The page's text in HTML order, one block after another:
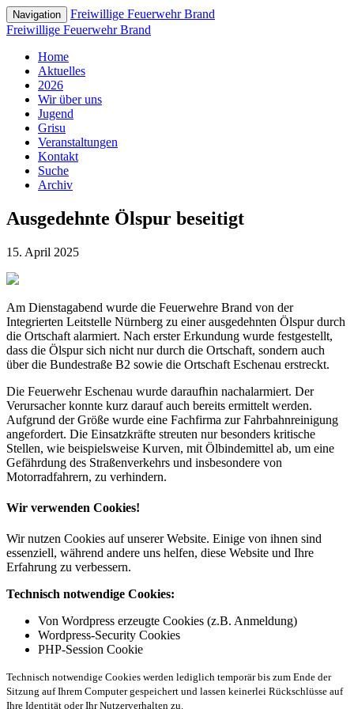
Navigation
Freiwillige Feuerwehr Brand
Freiwillige Feuerwehr Brand
Home
Aktuelles
2026
Wir über uns
Jugend
Grisu
Veranstaltungen
Kontakt
Suche
Archiv
Ausgedehnte Ölspur beseitigt
15. April 2025
Am Dienstagabend wurde die Feuerwehre Brand von der
Integrierten Leitstelle Nürnberg zu einer ausgedehnten Ölspur durch
die Ortschaft alarmiert. Nach erster Erkundung wurde festgestellt,
dass die Ölspur sich nicht nur durch die Ortschaft, sondern auch
über die Bundestraße B2 sowie die Ortschaft Eschenau erstreckt.
Die Feuerwehr Eschenau wurde daraufhin nachalarmiert. Der
Verursacher konnte kurz darauf auch bereits ermittelt werden.
Aufgrund der Größe wurde eine Fachfirma zur Fahrbahnreinigung
angefordert. Die Einsatzkräfte streuten nur besonders kritische
Stellen, wie beispielsweise Kurven, mit Ölbindemittel ab, um eine
Gefährdung des Straßenverkehrs und insbesondere von
Motorradfahrern, zu verhindern.
Wir verwenden Cookies!
Wir nutzen Cookies auf unserer Website. Einige von ihnen sind
essenziell, während andere uns helfen, diese Website und Ihre
Erfahrung zu verbessern.
Technisch notwendige Cookies:
Von Wordpress erzeugte Cookies (z.B. Anmeldung)
Wordpress-Security Cookies
PHP-Session Cookie
Technisch notwendige Cookies werden lediglich temporär bis zum Ende der
Sitzung auf Ihrem Computer gespeichert und lassen keinerlei Rückschlüsse auf
Ihre Identität oder Ihr Nutzerverhalten zu.